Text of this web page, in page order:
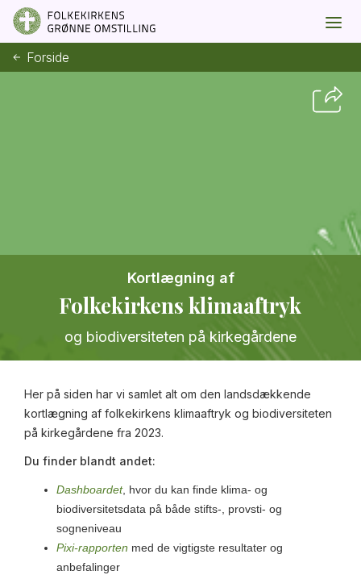
Forside
Folkekirkens klimaaftryk
Kortlægning af
og biodiversiteten på kirkegårdene
Her på siden har vi samlet alt om den landsdækkende
kortlægning af folkekirkens klimaaftryk og biodiversiteten
på kirkegårdene fra 2023.
Du finder blandt andet:
Dashboardet, hvor du kan finde klima- og
biodiversitetsdata på både stifts-, provsti- og
sogneniveau
Pixi-rapporten med de vigtigste resultater og
anbefalinger